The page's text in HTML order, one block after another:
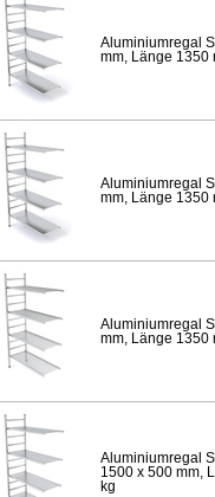
Aluminiumregal
mm, Länge 1350
Aluminiumregal
mm, Länge 1350
Aluminiumregal
mm, Länge 1350
Aluminiumregal
1500 x 500 mm,
kg